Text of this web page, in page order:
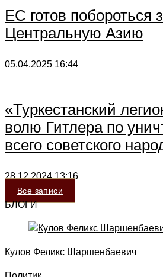
ЕС готов побороться
Центральную Азию
05.04.2025 16:44
«Туркестанский
волю Гитлера по
всего советского
28.12.202413:16
Все записи
БЛОГИ
Кулов Феликс Шаршенбаевич